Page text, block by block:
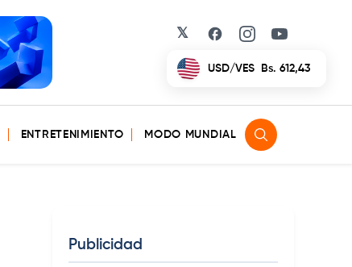
𝕏 Facebook
Instagram
YouTube
ENTRETENIMIENTO MODO MUNDIAL
Publicidad